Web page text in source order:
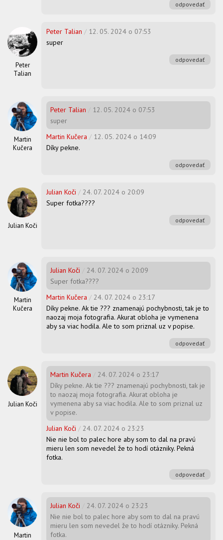
odpovedať
Peter
Talian
Peter Talian / 12. 05. 2024 o 07:53
super
odpovedať
Martin
Kučera
Peter Talian
12. 05. 2024 o 07:53
super
Martin Kučera / 12. 05. 2024 o 14:09
Díky pekne.
odpovedať
Julian Koči
Julian Koči / 24. 07. 2024 o 20:09
Super fotka????
odpovedať
Martin
Kučera
Julian Koči
24. 07. 2024 o 20:09
Super fotka????
Martin Kučera / 24. 07. 2024 o 23:17
Díky pekne. Ak tie ??? znamenajú pochybnosti, tak je to
naozaj moja fotografia. Akurat obloha je vymenena
aby sa viac hodila. Ale to som priznal uz v popise.
odpovedať
Julian Koči
Martin Kučera
24. 07. 2024 o 23:17
Díky pekne. Ak tie ??? znamenajú pochybnosti, tak je
to naozaj moja fotografia. Akurat obloha je
vymenena aby sa viac hodila. Ale to som priznal uz
v popise.
Julian Koči / 24. 07. 2024 o 23:23
Nie nie bol to palec hore aby som to dal na pravú
mieru len som nevedel že to hodí otázniky. Pekná
fotka.
odpovedať
Martin
Julian Koči
24. 07. 2024 o 23:23
Nie nie bol to palec hore aby som to dal na pravú
mieru len som nevedel že to hodí otázniky. Pekná
fotka.